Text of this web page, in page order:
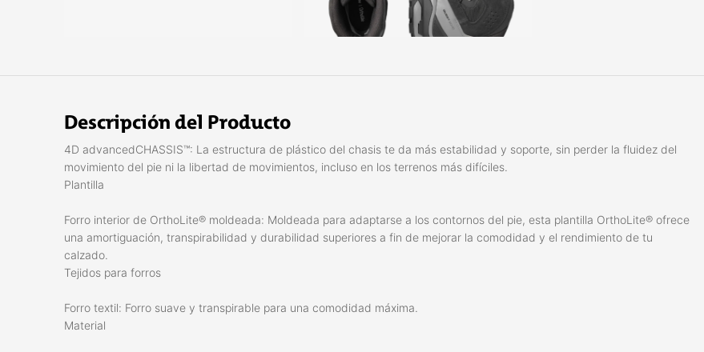
Descripción del Producto
4D advancedCHASSIS™: La estructura de plástico del chasis te da más estabilidad y soporte, sin perder la fluidez del
movimiento del pie ni la libertad de movimientos, incluso en los terrenos más difíciles.
Plantilla
Forro interior de OrthoLite® moldeada: Moldeada para adaptarse a los contornos del pie, esta plantilla OrthoLite® ofrece
una amortiguación, transpirabilidad y durabilidad superiores a fin de mejorar la comodidad y el rendimiento de tu
calzado.
Tejidos para forros
Forro textil: Forro suave y transpirable para una comodidad máxima.
Material